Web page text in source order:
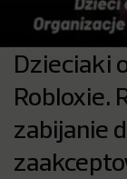
Dzieciaki
Robloxie.
zabijanie